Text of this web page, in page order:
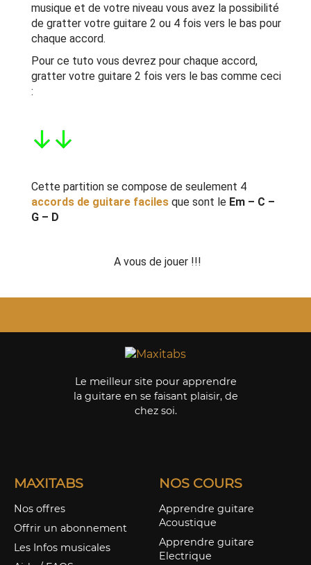
musique et de votre niveau vous avez la possibilité
de gratter votre guitare 2 ou 4 fois vers le bas pour
chaque accord.
Pour ce tuto vous devrez pour chaque accord,
gratter votre guitare 2 fois vers le bas comme ceci
:
Cette partition se compose de seulement 4
accords de guitare faciles que sont le Em – C –
G – D
A vous de jouer !!!
Le meilleur site pour apprendre
la guitare en se faisant plaisir, de
chez soi.
MAXITABS
Nos offres
Offrir un abonnement
Les Infos musicales
NOS COURS
Apprendre guitare
Acoustique
Apprendre guitare
Electrique